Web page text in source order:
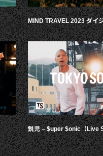
MIND TRAVEL 2023 ダイ
鋭児 – $uper $onic（Live